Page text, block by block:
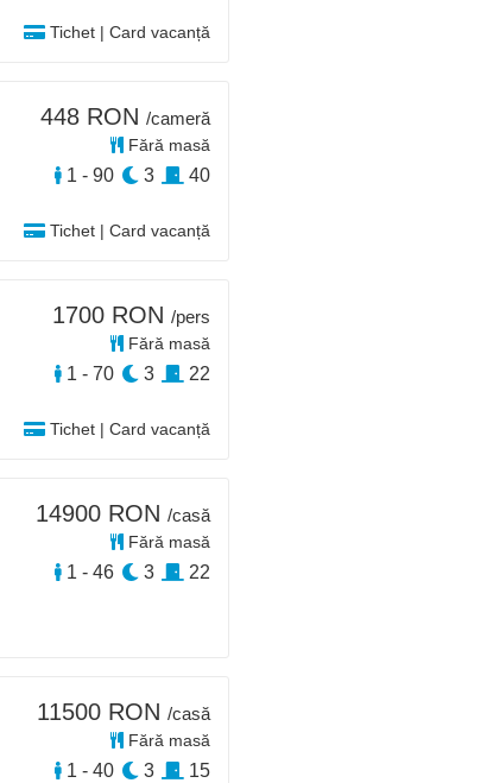
Tichet | Card vacanță
Tichet | Card vacanță
448 RON /cameră
Fără masă
1 - 90 3 40
Tichet | Card vacanță
1700 RON /pers
Fără masă
1 - 70 3 22
14900 RON /casă
Fără masă
1 - 46 3 22
11500 RON /casă
Fără masă
1 - 40 3 15